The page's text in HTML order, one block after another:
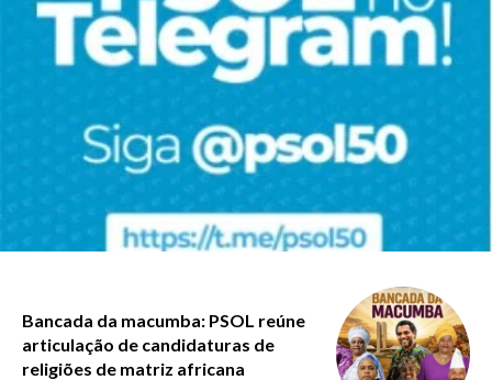
Bancada da macumba: PSOL reúne
articulação de candidaturas de
religiões de matriz africana